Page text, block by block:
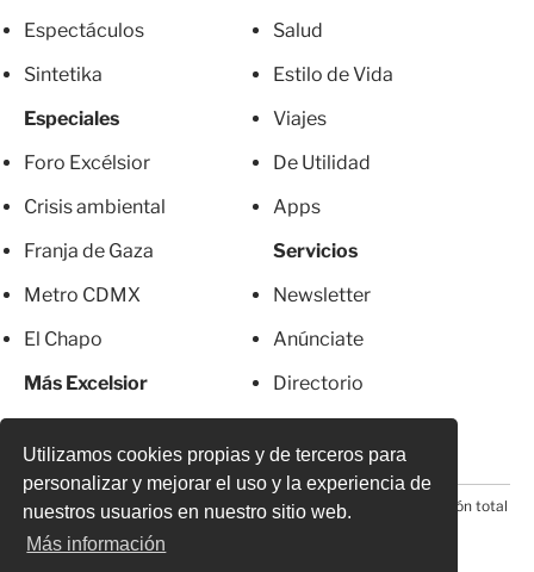
Utilizamos cookies propias y de terceros para
personalizar y mejorar el uso y la experiencia de
nuestros usuarios en nuestro sitio web.
Más información
Espectáculos
Sintetika
Especiales
Foro Excélsior
Crisis ambiental
Franja de Gaza
Metro CDMX
El Chapo
Más Excelsior
Salud
Estilo de Vida
Viajes
De Utilidad
Apps
Servicios
Newsletter
Anúnciate
Directorio
© 2026 Todos los derechos reservados. Prohibida la reproducción total
o parcial, incluyendo cualquier medio electrónico*